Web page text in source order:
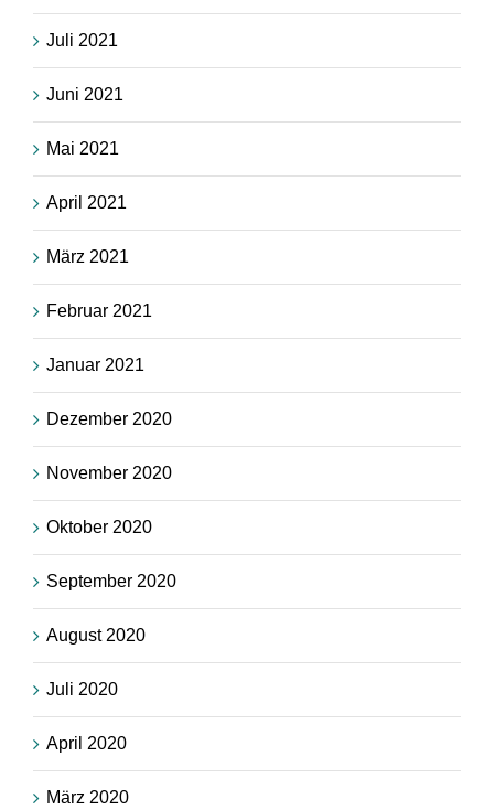
Juli 2021
Juni 2021
Mai 2021
April 2021
März 2021
Februar 2021
Januar 2021
Dezember 2020
November 2020
Oktober 2020
September 2020
August 2020
Juli 2020
April 2020
März 2020